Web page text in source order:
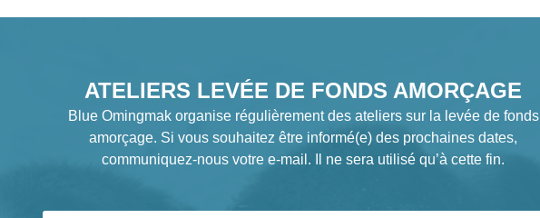
ATELIERS LEVÉE DE FONDS AMORÇAGE
Blue Omingmak organise régulièrement des ateliers sur la levée de fonds
amorçage. Si vous souhaitez être informé(e) des prochaines dates,
communiquez-nous votre e-mail. Il ne sera utilisé qu’à cette fin.